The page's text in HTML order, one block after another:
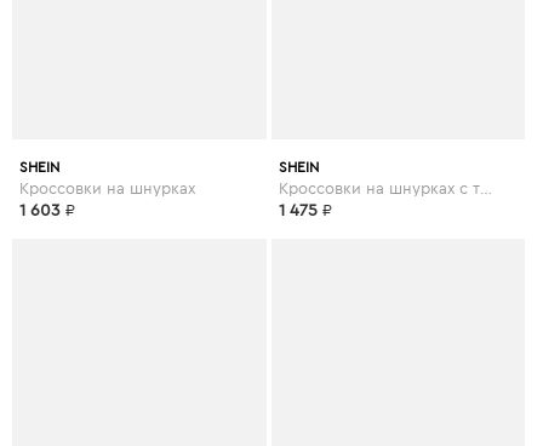
SHEIN
Кроссовки на шнурках
1 603 ₽
SHEIN
Кроссовки на шнурках с текстовой заплатой
1 475 ₽